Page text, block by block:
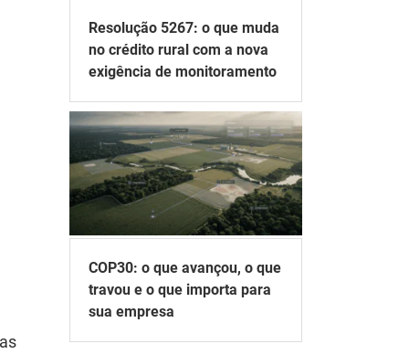
Resolução 5267: o que muda
no crédito rural com a nova
exigência de monitoramento
COP30: o que avançou, o que
travou e o que importa para
sua empresa